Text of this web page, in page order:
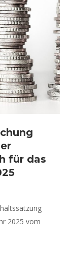
für das
2025 vom